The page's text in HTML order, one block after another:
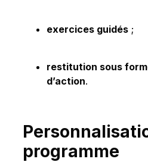
exercices guidés ;
restitution sous
d’action.
programme